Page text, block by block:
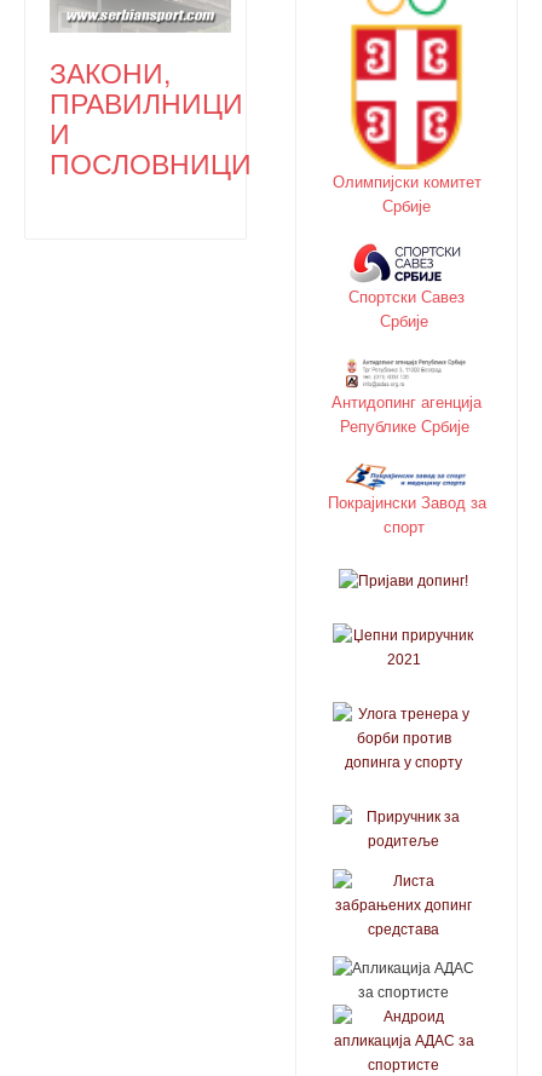
ЗАКОНИ,
ПРАВИЛНИЦИ
И
ПОСЛОВНИЦИ
Олимпијски комитет
Србије
Спортски Савез
Србије
Антидопинг агенција
Републике Србије
Покрајински Завод за
спорт